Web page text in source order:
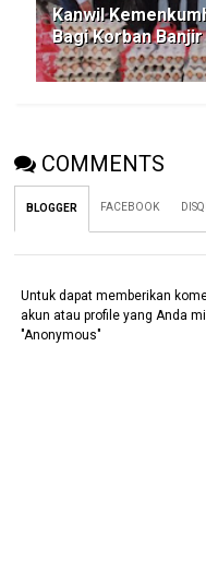
Kanwil
Bagi Korban
COMMENTS
BLOGGER FACEBOOK
Untuk dapat memberikan
akun atau profile yang Anda
"Anonymous"